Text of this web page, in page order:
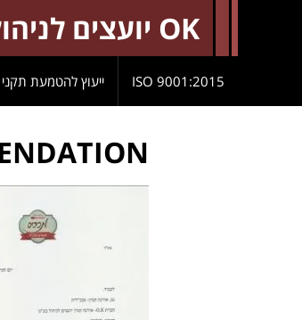
OK יועצים לניהול
9001:2015 ISO ייעוץ להטמעת תקני ISO